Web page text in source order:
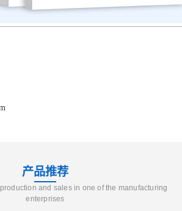
产品推荐
and sales in one of the manufacturing
enterprises